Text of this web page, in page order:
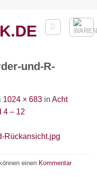
und-R-
1024 × 683 in Acht
4 – 12
einen Kommentar